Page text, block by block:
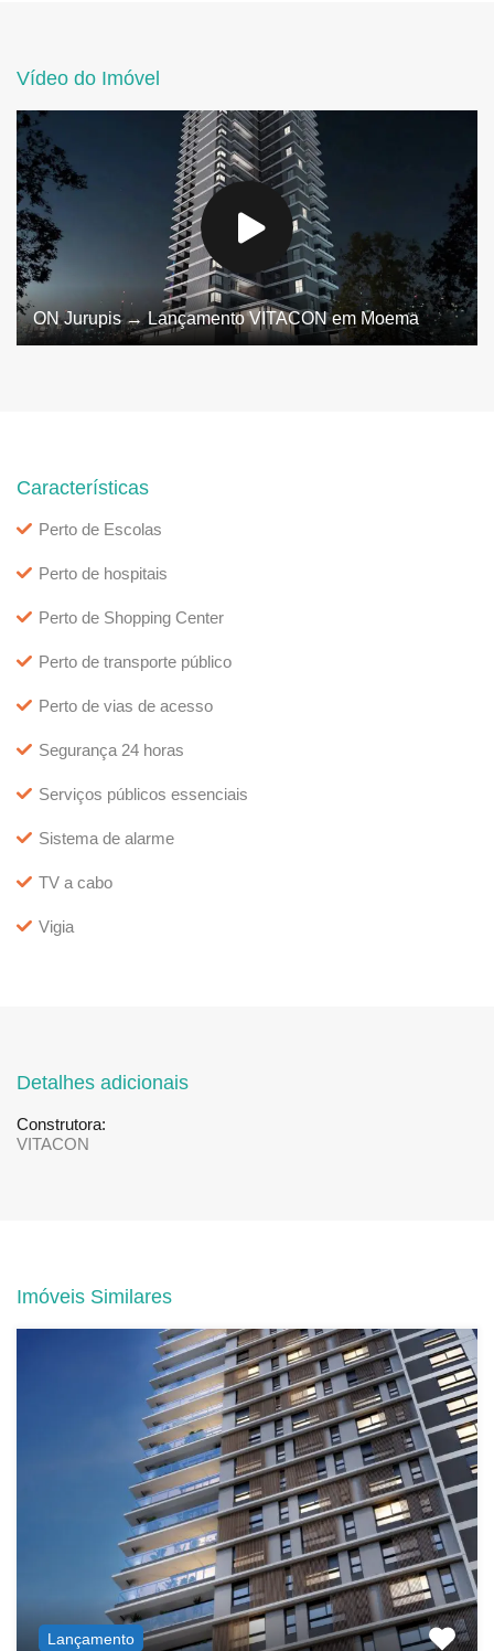
Vídeo do Imóvel
ON Jurupis → Lançamento VITACON em Moema
Características
Perto de Escolas
Perto de hospitais
Perto de Shopping Center
Perto de transporte público
Perto de vias de acesso
Segurança 24 horas
Serviços públicos essenciais
Sistema de alarme
TV a cabo
Vigia
Detalhes adicionais
Construtora:
VITACON
Imóveis Similares
Lançamento